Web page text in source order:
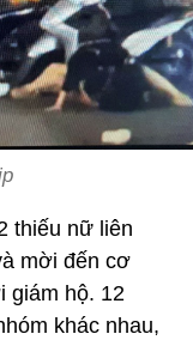
thiếu nữ liên
mời đến cơ
giám hộ. 12
khác nhau,